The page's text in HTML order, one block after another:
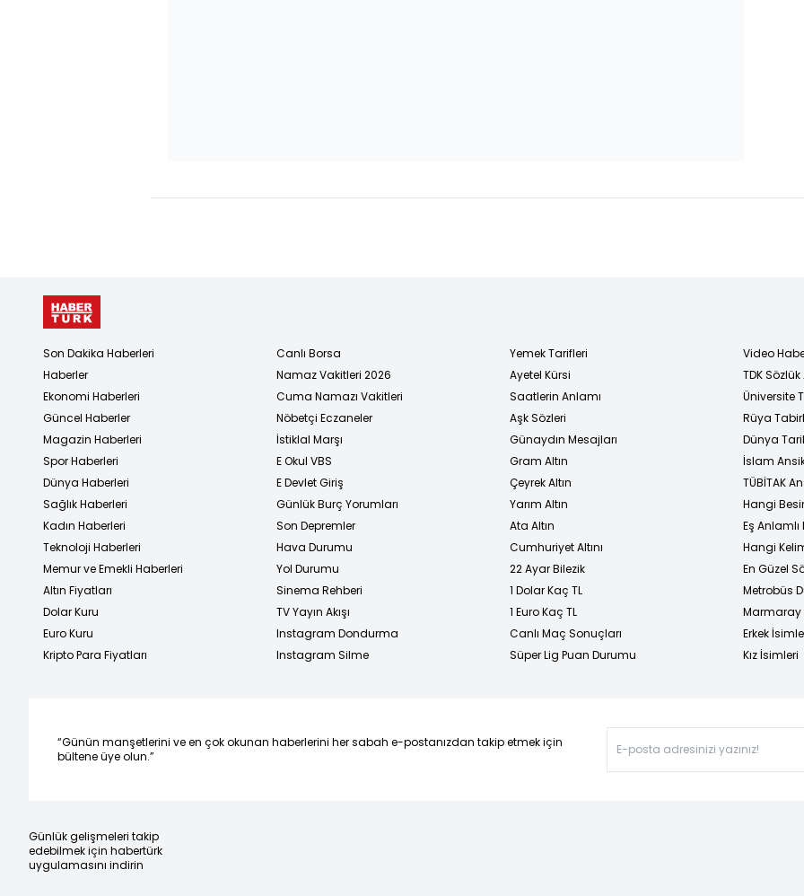
Son Dakika Haberleri
Haberler
Ekonomi Haberleri
Güncel Haberler
Magazin Haberleri
Spor Haberleri
Dünya Haberleri
Sağlık Haberleri
Kadın Haberleri
Teknoloji Haberleri
Memur ve Emekli Haberleri
Altın Fiyatları
Dolar Kuru
Euro Kuru
Kripto Para Fiyatları
Canlı Borsa
Namaz Vakitleri 2026
Cuma Namazı Vakitleri
Nöbetçi Eczaneler
İstiklal Marşı
E Okul VBS
E Devlet Giriş
Günlük Burç Yorumları
Son Depremler
Hava Durumu
Yol Durumu
Sinema Rehberi
TV Yayın Akışı
Instagram Dondurma
Instagram Silme
Yemek Tarifleri
Ayetel Kürsi
Saatlerin Anlamı
Aşk Sözleri
Günaydın Mesajları
Gram Altın
Çeyrek Altın
Yarım Altın
Ata Altın
Cumhuriyet Altını
22 Ayar Bilezik
1 Dolar Kaç TL
1 Euro Kaç TL
Canlı Maç Sonuçları
Süper Lig Puan Durumu
Video
TDK
Üniversite
Rüya
Dünya
İslam
TÜBİTAK
Hangi
Eş
Hangi
En Güzel
Metrobüs
Marmaray
Erkek
Kız İsimleri
“Günün manşetlerini ve en çok okunan haberlerini her sabah e-postanızdan takip etmek için
bültene üye olun.”
Günlük gelişmeleri takip
edebilmek için habertürk
uygulamasını indirin